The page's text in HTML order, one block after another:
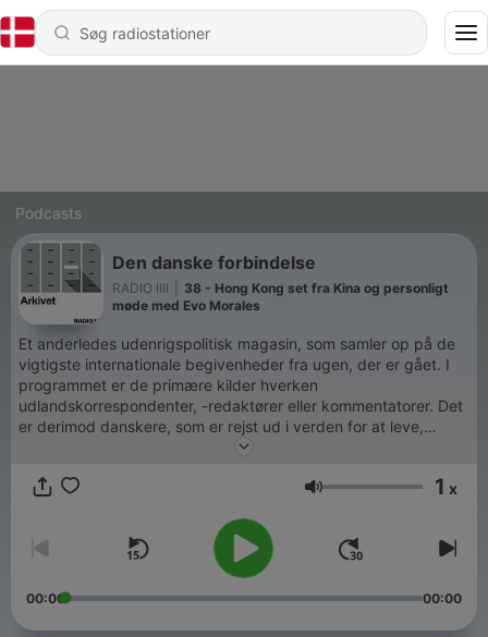
Podcasts
Den danske forbindelse
RADIO IIII
38 - Hong Kong set fra Kina og personligt
møde med Evo Morales
Et anderledes udenrigspolitisk magasin, som samler op på de
vigtigste internationale begivenheder fra ugen, der er gået. I
programmet er de primære kilder hverken
udlandskorrespondenter, -redaktører eller kommentatorer. Det
er derimod danskere, som er rejst ud i verden for at leve,
studere, bo og arbejde. Vært: Christian Friis Bach
Lydstyrke 1 x
00:00 00:00